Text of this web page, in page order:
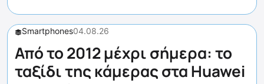
Smartphones04.08.26
Από το 2012 μέχρι σήμερα: το
ταξίδι της κάμερας στα Huawei